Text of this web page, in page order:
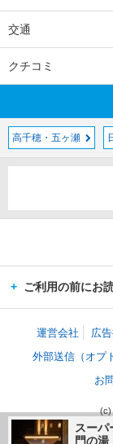
スー
門の湯
交通
クチコミ
高千穂・五ヶ瀬
ご利用の前にお
運営会社 広
外部送信（オプ
お
(c)
掲載情報・写真など、